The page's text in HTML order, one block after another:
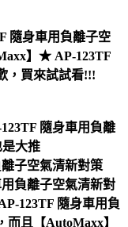
隨身車用負離子空
】★ AP-123TF
，買來試試看!!!
隨身車用負離
大推
子空氣清新對策
負離子空氣清新對
123TF 隨身車用負
且【AutoMaxx】